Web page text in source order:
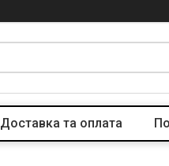
Доставка та оплата